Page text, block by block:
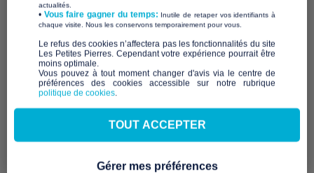
Favoriser l'accueil et l'échange dans un lieu
partagé
1000 Victime(s) de violences, abus,
abandon, exclusion (enfants, femmes,
LGBTQ+)
actualités.
​• Vous faire gagner du temps: Inutile de retaper vos identifiants à
chaque visite. Nous les conservons temporairement pour vous.
​Le refus des cookies n’affectera pas les fonctionnalités du site
Les Petites Pierres. Cependant votre expérience pourrait être
moins optimale.​
Vous pouvez à tout moment changer d'avis via le centre de
préférences des cookies accessible sur notre rubrique
politique de cookies.
TOUT ACCEPTER
Gérer mes préférences